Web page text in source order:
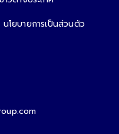
นโยบายการเป็นส่วนตัว